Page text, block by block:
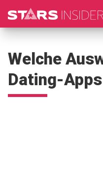
Welche
Dating-